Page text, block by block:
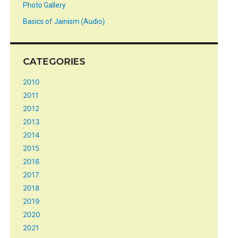
Photo Gallery
Basics of Jainism (Audio)
CATEGORIES
2010
2011
2012
2013
2014
2015
2016
2017
2018
2019
2020
2021